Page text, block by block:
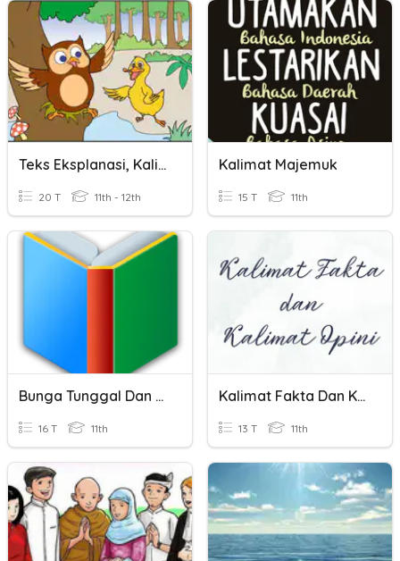
Teks Eksplanasi, Kalimat Majemuk, Dan Tanda Baca
20 T 11th - 12th
Kalimat Majemuk
15 T 11th
Bunga Tunggal Dan Bunga Majemuk
16 T 11th
Kalimat Fakta Dan Kalimat Opini
13 T 11th